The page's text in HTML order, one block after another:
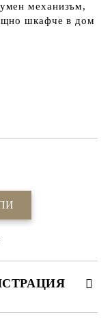
механизъм,
шкафче в дом